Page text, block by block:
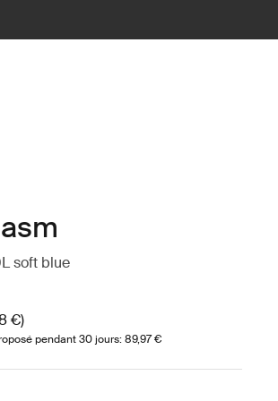
soft blue
€)
pendant 30 jours: 89,97 €